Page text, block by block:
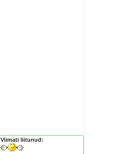
Viimati liitunud: